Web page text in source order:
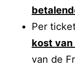
Per
kost van
van de